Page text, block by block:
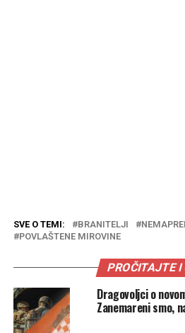
SVE O TEMI: BRANITELJI
POVLAŠTENE MIROVINE
PROČITAJTE I
Dragovoljci o
Zanemareni smo,